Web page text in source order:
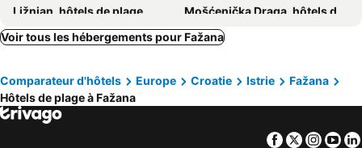
Hotel Minerva
Guesthouse Promenade
Arena Hotel Holiday
Park Plaza Belvedere Medulin
Ližnjan, hôtels de plage
Mošćenička Draga, hôtels de plage
Tar-Vabriga, hôtels de plage
Funtana, hôtels de plage
Bale, hôtels de plage
Krnica, hôtels de plage
Vodnjan, hôtels de plage
Martinšćica, hôtels de plage
Labin, hôtels de plage
Voir tous les hébergements pour Fažana
Comparateur d'hôtels Europe Croatie Istrie
Fažana
Hôtels de plage à Fažana
Facebook
Twitter